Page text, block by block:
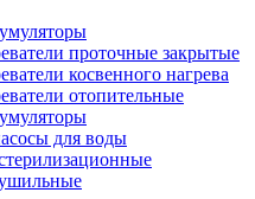
проточные закрытые
косвенного нагрева
отопительные
для воды